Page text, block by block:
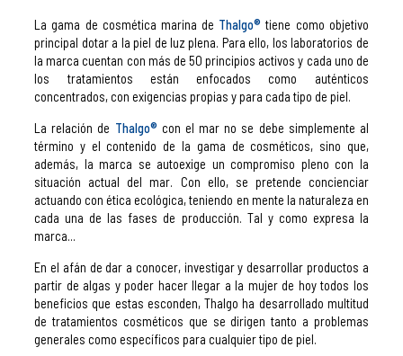
La gama de cosmética marina de Thalgo®tiene como objetivo
principal dotar a la piel de luz plena. Para ello, los laboratorios de
la marca cuentan con más de 50 principios activos y cada uno de
los tratamientos están enfocados como auténticos
concentrados, con exigencias propias y para cada tipo de piel.
La relación de Thalgo® con el mar no se debe simplemente al
término y el contenido de la gama de cosméticos, sino que,
además, la marca se autoexige un compromiso pleno con la
situación actual del mar. Con ello, se pretende concienciar
actuando con ética ecológica, teniendo en mente la naturaleza en
cada una de las fases de producción. Tal y como expresa la
marca...
En el afán de dar a conocer, investigar y desarrollar productos a
partir de algas y poder hacer llegar a la mujer de hoy todos los
beneficios que estas esconden, Thalgo ha desarrollado multitud
de tratamientos cosméticos que se dirigen tanto a problemas
generales como específicos para cualquier tipo de piel.